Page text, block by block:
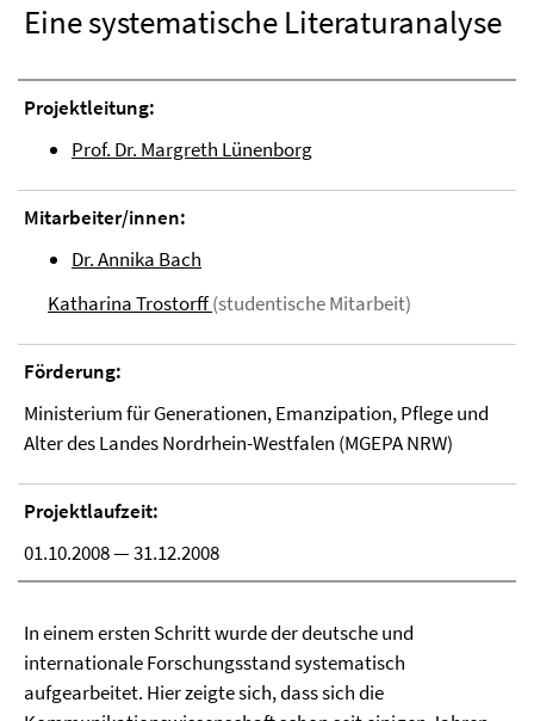
Eine systematische Literaturanalyse
Projektleitung:
Prof. Dr. Margreth Lünenborg
Mitarbeiter/innen:
Dr. Annika Bach
Katharina Trostorff(studentische Mitarbeit)
Förderung:
Ministerium für Generationen, Emanzipation, Pflege und
Alter des Landes Nordrhein-Westfalen (MGEPA NRW)
Projektlaufzeit:
01.10.2008 — 31.12.2008
In einem ersten Schritt wurde der deutsche und
internationale Forschungsstand systematisch
aufgearbeitet. Hier zeigte sich, dass sich die